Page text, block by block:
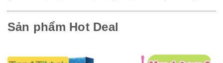
Sản phẩm Hot Deal